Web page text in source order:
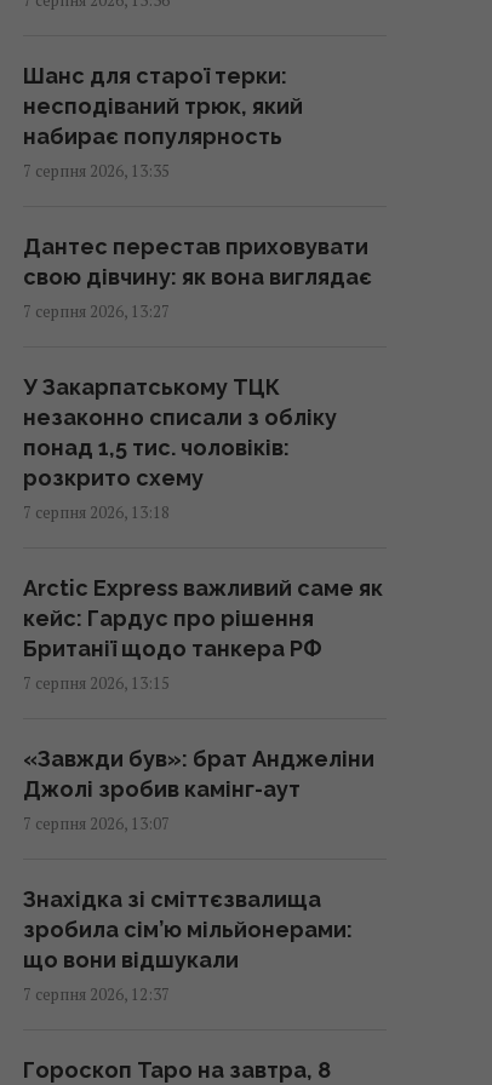
на публіці зі своїми доньками-
красунями (фото)
13:19 п'ятниця, 07 серпня 2026
монету на честь Іоанна Павла II
13:15 п'ятниця, 07 серпня 2026
вентилятор не потрібен:
турецький лайфхак, як
охолодити дім
13:15 п'ятниця, 07 серпня 2026
працюють над оновленням
ракет для ППО С-300, –
експолковник Штатів
13:13 п'ятниця, 07 серпня 2026
Українці висловили думку, коли
закінчиться війна, - результати
опитування
РФ нарощує випуск
"Іскандерів": експерт пояснив,
чому Україні важко з цим
Шанс для старої терки:
несподіваний трюк, який
набирає популярность
7 серпня 2026, 13:35
Дантес перестав приховувати
свою дівчину: як вона виглядає
7 серпня 2026, 13:27
У Закарпатському ТЦК
незаконно списали з обліку
понад 1,5 тис. чоловіків:
розкрито схему
7 серпня 2026, 13:18
Arctic Express важливий саме як
кейс: Гардус про рішення
Британії щодо танкера РФ
7 серпня 2026, 13:15
«Завжди був»: брат Анджеліни
Джолі зробив камінг-аут
7 серпня 2026, 13:07
Знахідка зі сміттєзвалища
зробила сім’ю мільйонерами:
що вони відшукали
7 серпня 2026, 12:37
Гороскоп Таро на завтра, 8